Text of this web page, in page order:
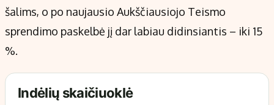
šalims, o po naujausio Aukščiausiojo Teismo
sprendimo paskelbė jį dar labiau didinsiantis – iki 15
%.